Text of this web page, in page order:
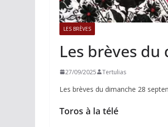
LES BRÈVES
Les brèves
27/09/2025 Tertulias
Les brèves du dimanche 28
Toros à la télé